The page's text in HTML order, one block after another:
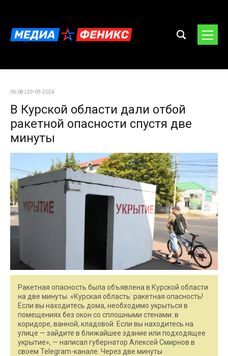
06:08 | 29-09-2024
В Курской области дали отбой
ракетной опасности спустя две
минуты
Ракетная опасность была объявлена в Курской области
на две минуты. «Курская область: ракетная опасность!
Если вы находитесь дома, необходимо укрыться в
помещениях без окон со сплошными стенами: в
коридоре, ванной, кладовой. Если вы находитесь на
улице — зайдите в ближайшее здание или подходящее
укрытие», — написал губернатор Алексей Смирнов в
своем Telegram-канале. Через две минуты